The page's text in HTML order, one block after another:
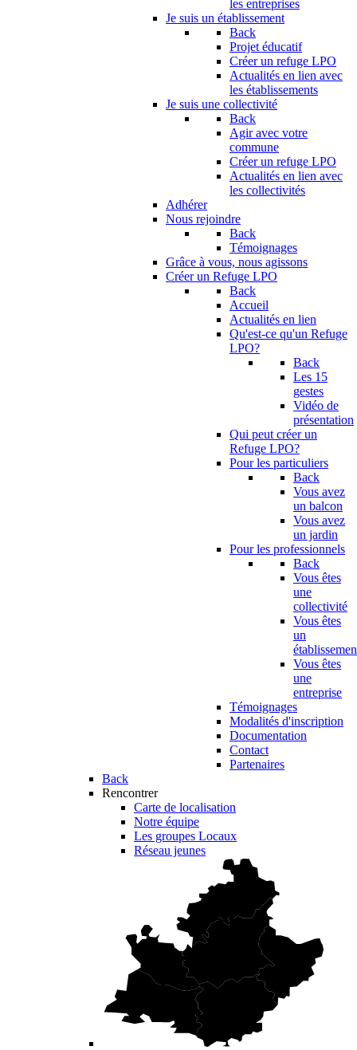
les entreprises
Je suis un établissement
Back
Projet éducatif
Créer un refuge LPO
Actualités en lien avec
les établissements
Je suis une collectivité
Back
Agir avec votre
commune
Créer un refuge LPO
Actualités en lien avec
les collectivités
Adhérer
Nous rejoindre
Back
Témoignages
Grâce à vous, nous agissons
Créer un Refuge LPO
Back
Accueil
Actualités en lien
Qu'est-ce qu'un Refuge
LPO?
Back
Les 15
gestes
Vidéo de
présentation
Qui peut créer un
Refuge LPO?
Pour les particuliers
Back
Vous avez
un balcon
Vous avez
un jardin
Pour les professionnels
Back
Vous êtes
une
collectivité
Vous êtes
un
Vous êtes
une
entreprise
Témoignages
Modalités d'inscription
Documentation
Contact
Partenaires
Back
Rencontrer
Carte de localisation
Notre équipe
Les groupes Locaux
Réseau jeunes